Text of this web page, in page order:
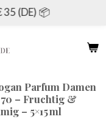
35 (DE) 📦
Parfum Damen
70 – Fruchtig &
– 5×15 ml